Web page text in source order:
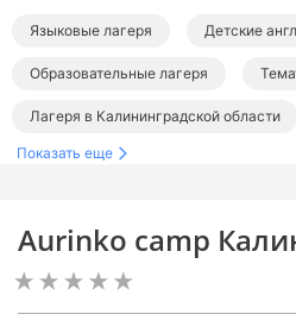
Aurinko camp
Языковые лагеря Детские
Образовательные лагеря
Лагеря в Калининградской области
Показать еще